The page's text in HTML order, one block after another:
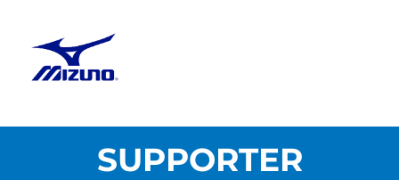
SUPPORTER